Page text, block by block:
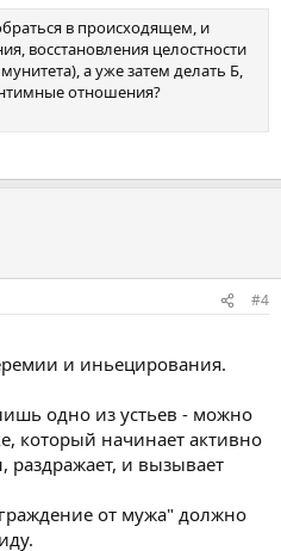
в происходящем, и
восстановления целостности
а уже затем делать Б,
отношения?
#4
и иньецирования.
одно из устьев - можно
который начинает активно
раздражает, и вызывает
от мужа" должно